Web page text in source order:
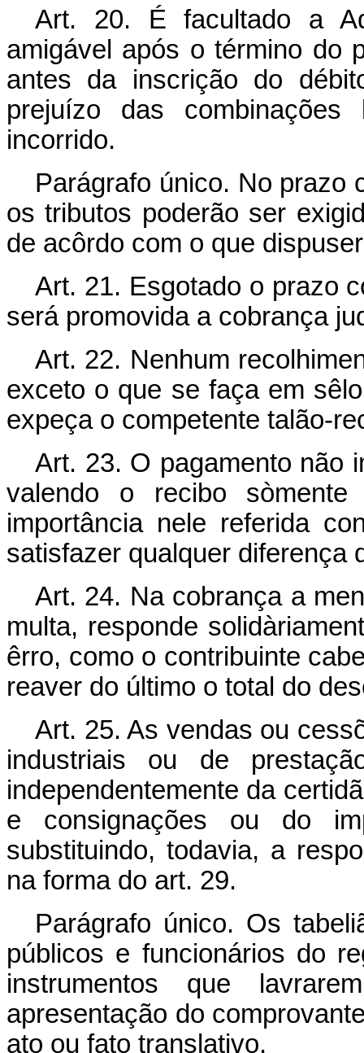
Art. 20. É facultado a
amigável após o término do
antes da inscrição do
prejuízo das
incorrido.
Parágrafo único. No prazo
os tributos poderão ser
de acôrdo com o que
Art. 21. Esgotado o prazo
será promovida a cobrança
Art. 22. Nenhum
exceto o que se faça em
expeça o competente talão-
Art. 23. O pagamento não
valendo o recibo
importância nele referida
satisfazer qualquer diferença
Art. 24. Na cobrança a
multa, responde
êrro, como o contribuinte
reaver do último o total do
Art. 25. As vendas ou
industriais ou de
independentemente da
e consignações ou do
substituindo, todavia, a
na forma do art. 29.
Parágrafo único. Os
públicos e funcionários do
instrumentos que
apresentação do
ato ou fato translativo.